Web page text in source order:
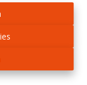
het in
in